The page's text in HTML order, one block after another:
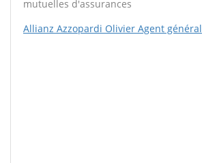
mutuelles d'assurances
Allianz Azzopardi Olivier Agent général